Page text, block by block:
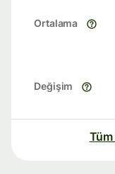
Ortalama
Değişim